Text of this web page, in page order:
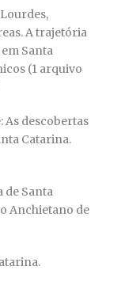
A trajetória
Santa
(1 arquivo
As descobertas
Catarina.
de Santa
Anchietano de